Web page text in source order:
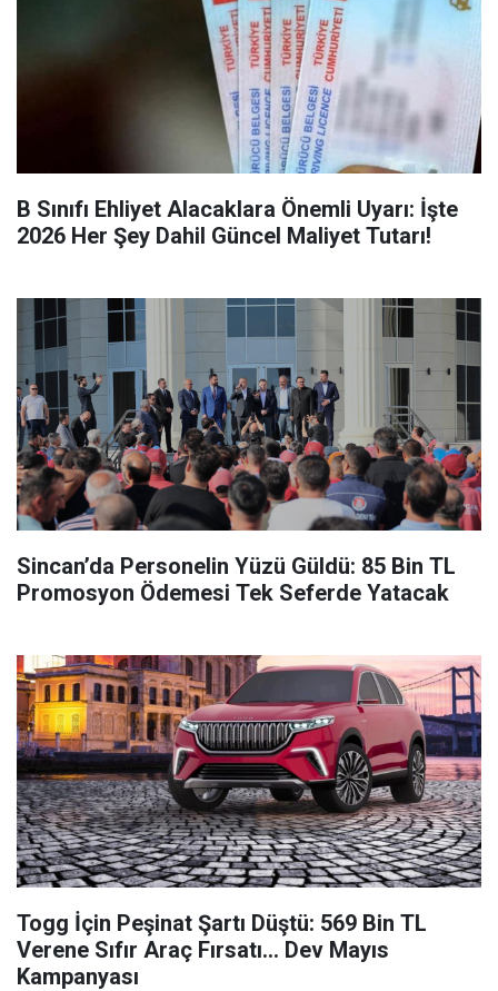
B Sınıfı Ehliyet Alacaklara Önemli Uyarı: İşte
2026 Her Şey Dahil Güncel Maliyet Tutarı!
Sincan’da Personelin Yüzü Güldü: 85 Bin TL
Promosyon Ödemesi Tek Seferde Yatacak
Togg İçin Peşinat Şartı Düştü: 569 Bin TL
Verene Sıfır Araç Fırsatı... Dev Mayıs
Kampanyası